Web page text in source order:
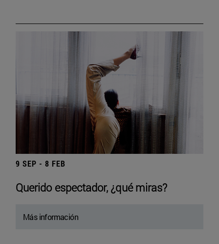
9 SEP - 8 FEB
Querido espectador, ¿qué miras?
Más información